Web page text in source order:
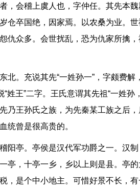
，会稽上虞人也，字仲任。其先本魏
仓卒国绝，因家焉。以农桑为业。
仇众多。会世扰乱，恐为仇家所擒
北。充说其先“一姓孙一”，字颇费解
姓王”二字。王氏意谓其先祖“一姓孙
乃王孙氏之族，为先秦某工族之后
统曾是很高贵的。
阳亭。亭侯是汉代军功爵之一。汉
亭，十亭一乡，乡以上则是县。亭
，是个中小地主。可惜好景不长，